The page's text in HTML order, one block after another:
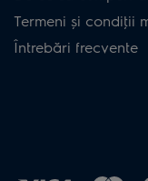
Termeni și condiţii
Întrebări frecvente